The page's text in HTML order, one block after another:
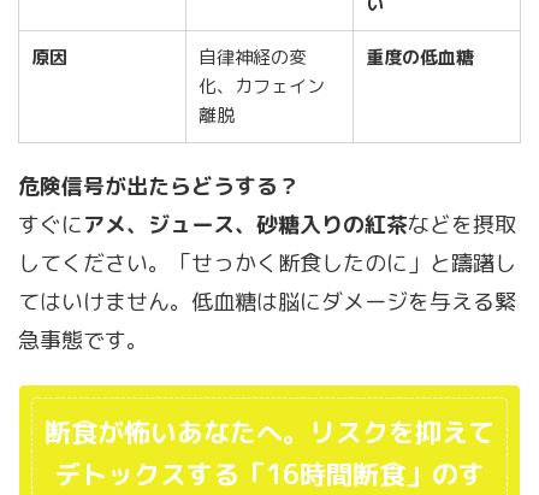
原因
自律神経の変
化、カフェイン
離脱
重度の低血糖
危険信号が出たらどうする？
すぐにアメ、ジュース、砂糖入りの紅茶などを摂取
してください。「せっかく断食したのに」と躊躇し
てはいけません。低血糖は脳にダメージを与える緊
急事態です。
断食が怖いあなたへ。リスクを抑えて
デトックスする「16時間断食」のす